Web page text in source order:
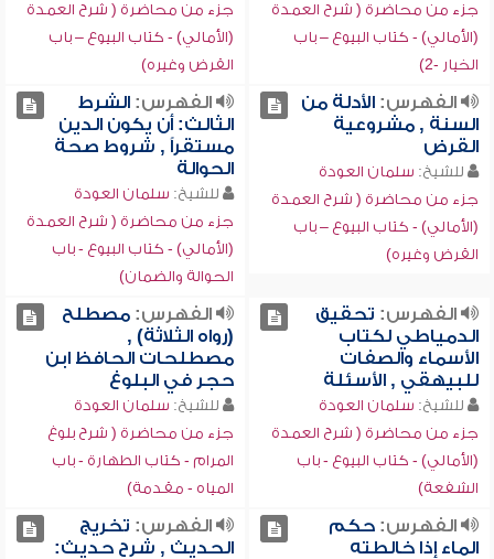
جزء من محاضرة ( شرح العمدة
(الأمالي) - كتاب البيوع – باب
الخيار -2)
جزء من محاضرة ( شرح العمدة
(الأمالي) - كتاب البيوع – باب
القرض وغيره)
الفهرس:الأدلة من
السنة , مشروعية
القرض
للشيخ: سلمان العودة
جزء من محاضرة ( شرح العمدة
(الأمالي) - كتاب البيوع – باب
القرض وغيره)
الفهرس:الشرط
الثالث: أن يكون الدين
مستقراً , شروط صحة
الحوالة
للشيخ: سلمان العودة
جزء من محاضرة ( شرح العمدة
(الأمالي) - كتاب البيوع - باب
الحوالة والضمان)
الفهرس: تحقيق
الدمياطي لكتاب
الأسماء والصفات
للبيهقي , الأسئلة
للشيخ: سلمان العودة
جزء من محاضرة ( شرح العمدة
(الأمالي) - كتاب البيوع - باب
الشفعة)
الفهرس:مصطلح
(رواه الثلاثة) ,
مصطلحات الحافظ ابن
حجر في البلوغ
للشيخ: سلمان العودة
جزء من محاضرة ( شرح بلوغ
المرام - كتاب الطهارة - باب
المياه - مقدمة)
الفهرس:حكم
الماء إذا خالطته
الفهرس: تخريج
الحديث , شرح حديث: